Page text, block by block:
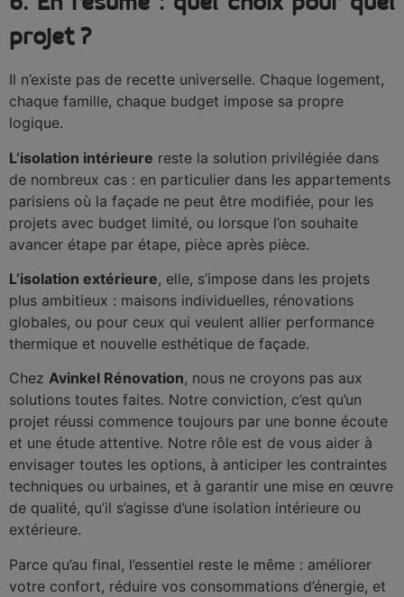
projet ?
Il n’existe pas de recette universelle. Chaque logement,
chaque famille, chaque budget impose sa propre
logique.
L’isolation intérieure reste la solution privilégiée dans
de nombreux cas : en particulier dans les appartements
parisiens où la façade ne peut être modifiée, pour les
projets avec budget limité, ou lorsque l’on souhaite
avancer étape par étape, pièce après pièce.
L’isolation extérieure, elle, s’impose dans les projets
plus ambitieux : maisons individuelles, rénovations
globales, ou pour ceux qui veulent allier performance
thermique et nouvelle esthétique de façade.
Chez Avinkel Rénovation, nous ne croyons pas aux
solutions toutes faites. Notre conviction, c’est qu’un
projet réussi commence toujours par une bonne écoute
et une étude attentive. Notre rôle est de vous aider à
envisager toutes les options, à anticiper les contraintes
techniques ou urbaines, et à garantir une mise en œuvre
de qualité, qu’il s’agisse d’une isolation intérieure ou
extérieure.
Parce qu’au final, l’essentiel reste le même : améliorer
votre confort, réduire vos consommations d’énergie, et